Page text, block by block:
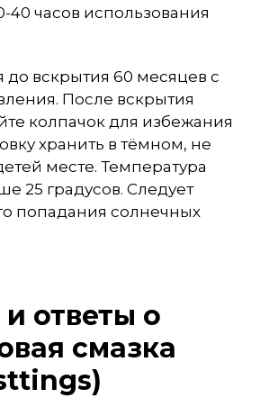
40 часов использования
до вскрытия 60 месяцев с
После вскрытия
колпачок для избежания
хранить в тёмном, не
месте. Температура
25 градусов. Следует
попадания солнечных
ответы о
смазка